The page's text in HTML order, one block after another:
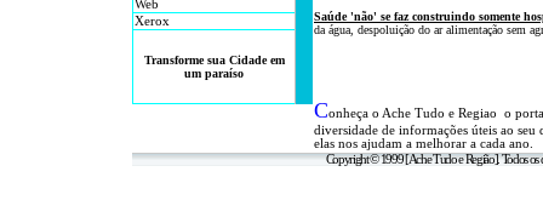
Web
Xerox
Transforme sua Cidade em
um paraíso
Saúde 'não' se faz construindo somente
da água, despoluição do ar alimentação sem
Conheça o Ache Tudo e Regiao o
diversidade de informações úteis ao seu
elas nos ajudam a melhorar a cada ano.
Copyright © 1999 [Ache Tudo e Região]. Todos os